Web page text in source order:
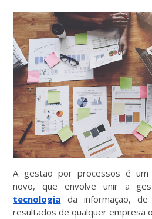
A gestão por processos é um
novo, que envolve unir a
tecnologia da informação,
resultados de qualquer empresa